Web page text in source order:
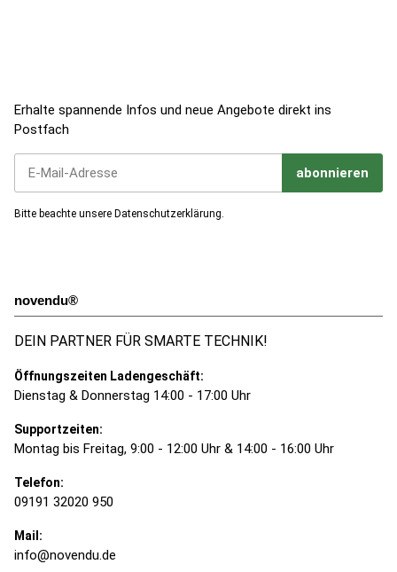
Erhalte spannende Infos und neue Angebote direkt ins
Postfach
abonnieren
Jetzt unseren Newsletter abonnieren
Bitte beachte unsere Datenschutzerklärung.
novendu®
DEIN PARTNER FÜR SMARTE TECHNIK!
Öffnungszeiten Ladengeschäft:
Dienstag & Donnerstag 14:00 - 17:00 Uhr
Supportzeiten:
Montag bis Freitag, 9:00 - 12:00 Uhr & 14:00 - 16:00 Uhr
Telefon:
09191 32020 950
Mail:
info@novendu.de